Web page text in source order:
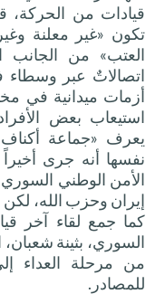
قيادات من
تكون «غير معلنة
العتب» من
اتصالاتٌ عبر وسطاء
أزمات ميدانية في
استيعاب بعض
يعرف «جماعة
نفسها أنه جرى
الأمن الوطني
إيران وحزب الله، لكن
كما جمع لقاء آخر
السوري، بثينة شعبان،
من مرحلة العداء
للمصادر.